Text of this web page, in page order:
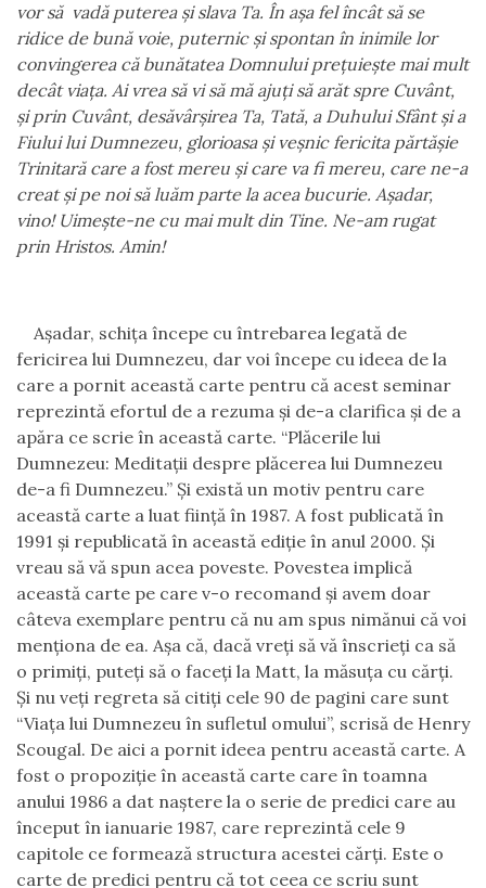
vor să vadă puterea şi slavaTa. În aşa fel încât să se
ridice de bună voie, puternicşi spontan în inimile lor
convingerea că bunătatea Domnului preţuieşte mai mult
decât viaţa. Ai vrea să vi să mă ajuţi să arăt spre Cuvânt,
şi prin Cuvânt, desăvârşirea Ta, Tată, a Duhului Sfânt şi a
Fiului lui Dumnezeu, glorioasa şi veşnic fericita părtăşie
Trinitară care a fost mereu şi care va fi mereu, care ne-a
creat şi pe noi să luăm parte la acea bucurie. Aşadar,
vino! Uimeşte-ne cu mai mult din Tine. Ne-am rugat
prin Hristos. Amin!
Aşadar, schiţa începe cu întrebarea legată de
fericirea lui Dumnezeu, dar voi începe cu ideea de la
care a pornit această carte pentru că acest seminar
reprezintă efortul de a rezuma şi de-a clarifica şi de a
apăra ce scrie în această carte. “Plăcerile lui
Dumnezeu: Meditaţii despre plăcerea lui Dumnezeu
de-a fi Dumnezeu.” Şi există un motiv pentru care
această carte a luat fiinţă în 1987. A fost publicată în
1991 şi republicată în această ediţie în anul 2000. Şi
vreau să vă spun acea poveste. Povestea implică
această carte pe care v-o recomand şi avem doar
câteva exemplare pentru că nu am spus nimănui că voi
menţiona de ea. Aşa că, dacă vreţi să vă înscrieţi ca să
o primiţi, puteţi să o faceţi la Matt, la măsuţa cu cărţi.
Şi nu veţi regreta să citiţi cele 90 de pagini care sunt
“Viaţa lui Dumnezeu în sufletul omului”, scrisă de Henry
Scougal. De aici a pornit ideea pentru această carte. A
fost o propoziţie în această carte care în toamna
anului 1986 a dat naştere la o serie de predici care au
început în ianuarie 1987, care reprezintă cele 9
capitole ce formează structura acestei cărţi. Este o
carte de predici pentru că tot ceea ce scriu sunt